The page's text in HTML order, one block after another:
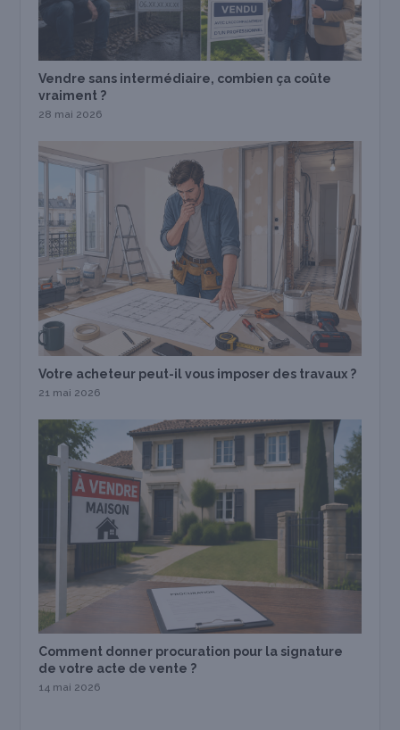
Vendre sans intermédiaire, combien ça coûte
vraiment ?
28 mai 2026
Votre acheteur peut-il vous imposer des travaux ?
21 mai 2026
Comment donner procuration pour la signature
de votre acte de vente ?
14 mai 2026